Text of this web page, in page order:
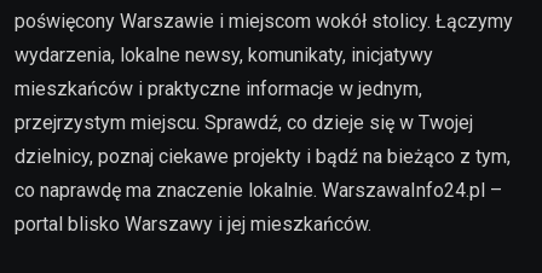
poświęcony Warszawie i miejscom wokół stolicy. Łączymy
wydarzenia, lokalne newsy, komunikaty, inicjatywy
mieszkańców i praktyczne informacje w jednym,
przejrzystym miejscu. Sprawdź, co dzieje się w Twojej
dzielnicy, poznaj ciekawe projekty i bądź na bieżąco z tym,
co naprawdę ma znaczenie lokalnie. WarszawaInfo24.pl –
portal blisko Warszawy i jej mieszkańców.